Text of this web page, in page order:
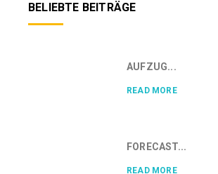
BELIEBTE BEITRÄGE
AUFZUG...
READ MORE
FORECAST...
READ MORE